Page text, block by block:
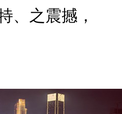
、之震撼，